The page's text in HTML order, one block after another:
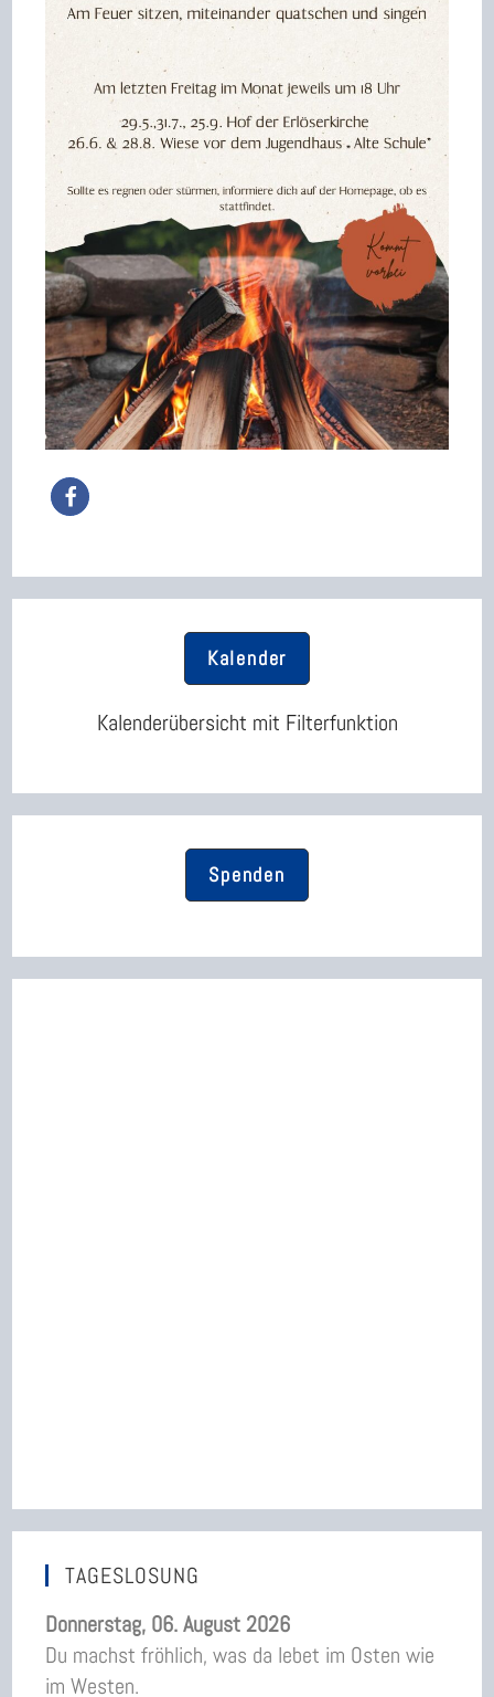
Kalender
Kalenderübersicht mit Filterfunktion
Spenden
TAGESLOSUNG
Donnerstag, 06. August 2026
Du machst fröhlich, was da lebet im Osten wie
im Westen.